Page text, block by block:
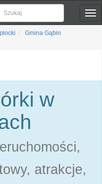
Gmina Gąbin
w
atrakcje,